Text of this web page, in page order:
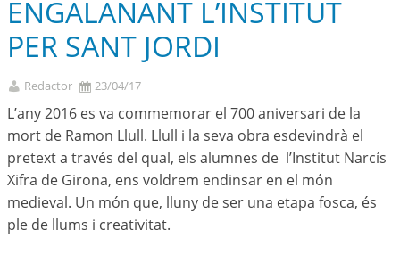
ENGALANANT L’INSTITUT
PER SANT JORDI
Redactor 23/04/17
L’any 2016 es va commemorar el 700 aniversari de la
mort de Ramon Llull. Llull i la seva obra esdevindrà el
pretext a través del qual, els alumnes de l’Institut Narcís
Xifra de Girona, ens voldrem endinsar en el món
medieval. Un món que, lluny de ser una etapa fosca, és
ple de llums i creativitat.